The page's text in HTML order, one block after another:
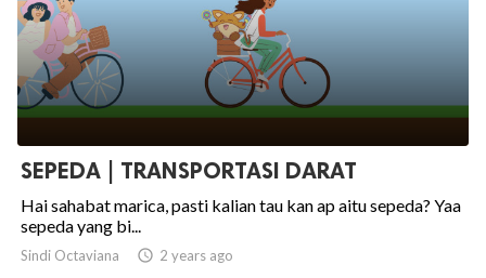
SEPEDA | TRANSPORTASI DARAT
Hai sahabat marica, pasti kalian tau kan ap aitu sepeda? Yaa
sepeda yang bi...
Sindi Octaviana  2 years ago